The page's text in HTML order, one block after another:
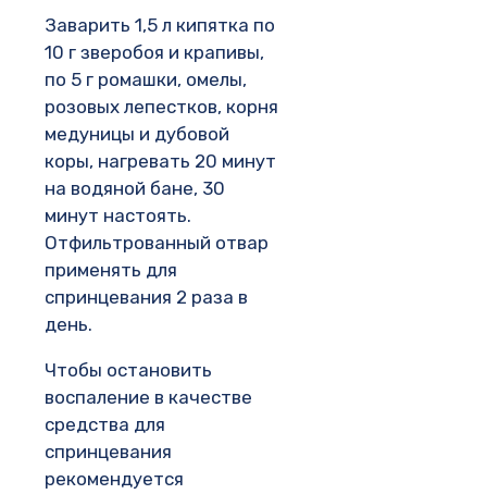
Заварить 1,5 л кипятка по
10 г зверобоя и крапивы,
по 5 г ромашки, омелы,
розовых лепестков, корня
медуницы и дубовой
коры, нагревать 20 минут
на водяной бане, 30
минут настоять.
Отфильтрованный отвар
применять для
спринцевания 2 раза в
день.
Чтобы остановить
воспаление в качестве
средства для
спринцевания
рекомендуется